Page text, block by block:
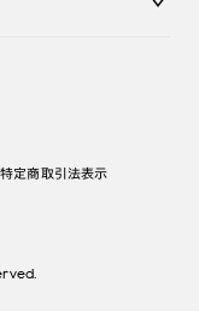
特定商取引法表示